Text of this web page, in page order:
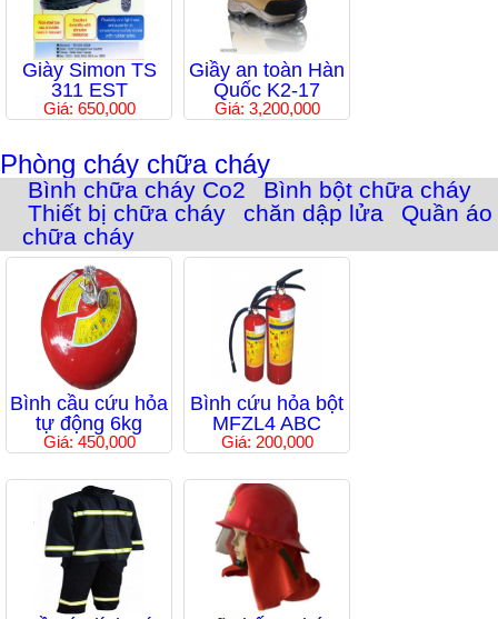
Giày Simon TS
311 EST
Giá: 650,000
Giầy an toàn Hàn
Quốc K2-17
Giá: 3,200,000
Phòng cháy chữa cháy
Bình chữa cháy Co2
Bình bột chữa cháy
Thiết bị chữa cháy
chăn dập lửa
Quần áo
chữa cháy
Bình cầu cứu hỏa
tự động 6kg
Giá: 450,000
Bình cứu hỏa bột
MFZL4 ABC
Giá: 200,000